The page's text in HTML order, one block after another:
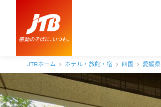
JTBホーム ホテル・旅館・宿 四国 愛媛県